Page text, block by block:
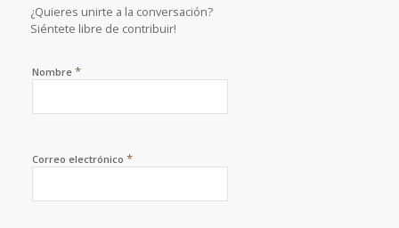
¿Quieres unirte a la conversación?
Siéntete libre de contribuir!
Nombre *
Correo electrónico *